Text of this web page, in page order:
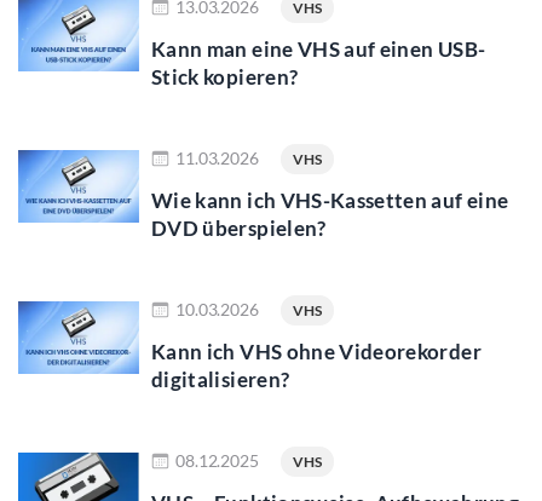
13.03.2026 VHS
Kann man eine VHS auf einen USB-
Stick kopieren?
11.03.2026 VHS
Wie kann ich VHS-Kassetten auf eine
DVD überspielen?
10.03.2026 VHS
Kann ich VHS ohne Videorekorder
digitalisieren?
08.12.2025 VHS